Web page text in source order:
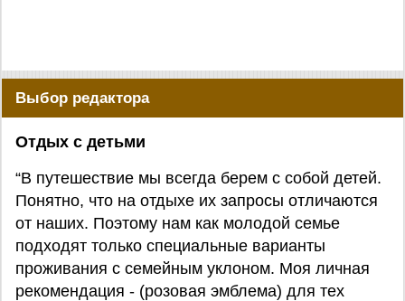
Выбор редактора
Отдых с детьми
“В путешествие мы всегда берем с собой детей.
Понятно, что на отдыхе их запросы отличаются
от наших. Поэтому нам как молодой семье
подходят только специальные варианты
проживания с семейным уклоном. Моя личная
рекомендация - (розовая эмблема) для тех